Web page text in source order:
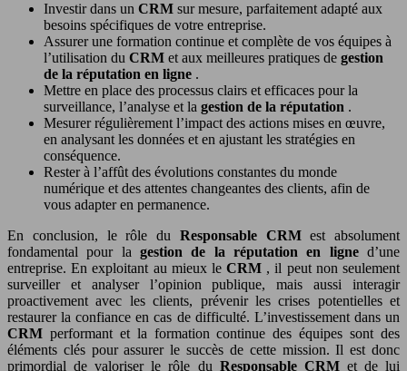
Investir dans un CRM sur mesure, parfaitement adapté aux
besoins spécifiques de votre entreprise.
Assurer une formation continue et complète de vos équipes à
l’utilisation du CRM et aux meilleures pratiques de gestion
de la réputation en ligne .
Mettre en place des processus clairs et efficaces pour la
surveillance, l’analyse et la gestion de la réputation .
Mesurer régulièrement l’impact des actions mises en œuvre,
en analysant les données et en ajustant les stratégies en
conséquence.
Rester à l’affût des évolutions constantes du monde
numérique et des attentes changeantes des clients, afin de
vous adapter en permanence.
En conclusion, le rôle du Responsable CRMest absolument
fondamental pour la gestion de la réputation en ligne d’une
entreprise. En exploitant au mieux leCRM , il peut non seulement
surveiller et analyser l’opinion publique, mais aussi interagir
proactivement avec les clients, prévenir les crises potentielles et
restaurer la confiance en cas de difficulté. L’investissement dans un
CRM performant et la formation continue des équipes sont des
éléments clés pour assurer le succès de cette mission. Il est donc
primordial de valoriser le rôle du Responsable CRM et de lui